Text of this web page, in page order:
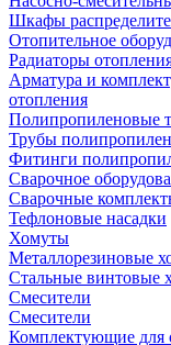
Шкафы
Отопительное
Радиаторы
Арматура и
отопления
Полипропиленовые
Трубы
Фитинги
Сварочное
Сварочные
Тефлоновые насадки
Хомуты
Металлорезиновые
Стальные винтовые
Смесители
Смесители
Комплектующие для